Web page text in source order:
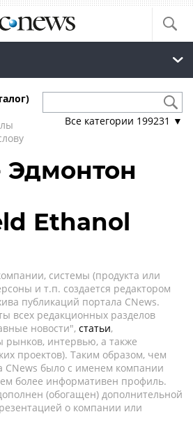
Все категории 199231 ▼
Эдмонтон
Ethanol
системы (продукта или
и т.п. создается редактором
публикаций портала CNews.
всех редакционных разделов
новости", статьи,
рынков, интервью, а также
проектов). Таким образом, чем
CNews было с именем компании
более информативен профиль.
(обогащен) дополнительной
о компании или